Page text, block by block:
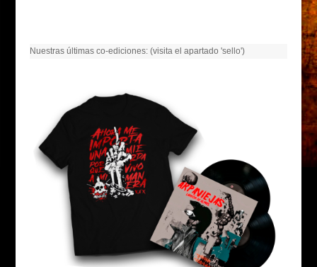
Nuestras últimas co-ediciones: (visita el apartado 'sello')